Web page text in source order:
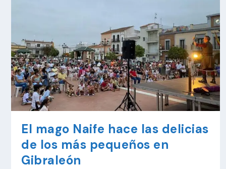
El mago Naife hace las delicias
de los más pequeños en
Gibraleón